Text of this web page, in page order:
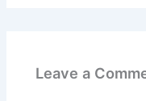
Leave a